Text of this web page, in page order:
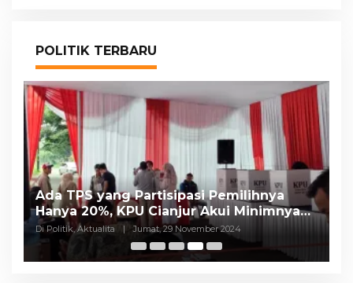
POLITIK TERBARU
Ada TPS yang Partisipasi Pemilihnya
Hanya 20%, KPU Cianjur Akui Minimnya
Sosialisasi, CRC: Kinerjanya Buruk
Di Politik, Aktualita | Jumat, 29 November 2024